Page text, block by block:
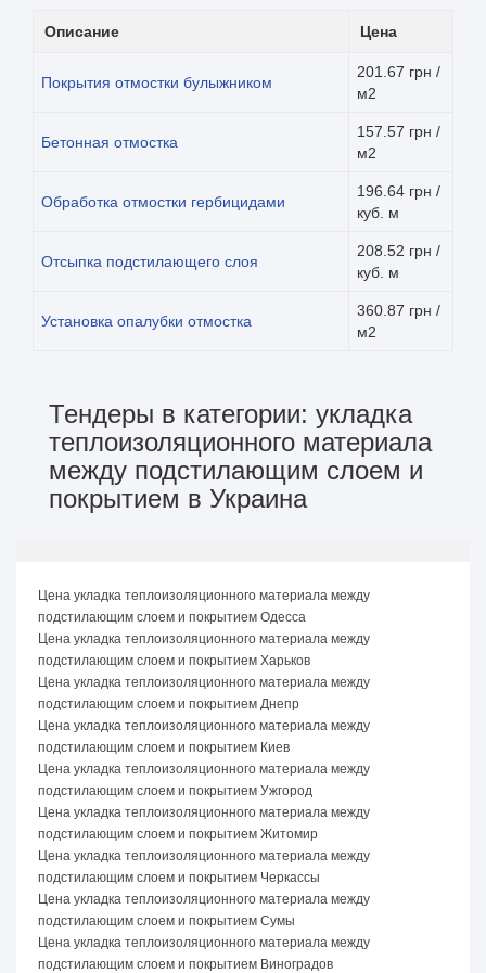
Описание Цена
Покрытия отмостки булыжником
201.67 грн /
м2
Бетонная отмостка
157.57 грн /
м2
Обработка отмостки гербицидами
196.64 грн /
куб. м
Отсыпка подстилающего слоя
208.52 грн /
куб. м
Установка опалубки отмостка
360.87 грн /
м2
Тендеры в категории: укладка
теплоизоляционного материала
между подстилающим слоем и
покрытием в Украина
Цена укладка теплоизоляционного материала между
подстилающим слоем и покрытием Одесса
Цена укладка теплоизоляционного материала между
подстилающим слоем и покрытием Харьков
Цена укладка теплоизоляционного материала между
подстилающим слоем и покрытием Днепр
Цена укладка теплоизоляционного материала между
подстилающим слоем и покрытием Киев
Цена укладка теплоизоляционного материала между
подстилающим слоем и покрытием Ужгород
Цена укладка теплоизоляционного материала между
подстилающим слоем и покрытием Житомир
Цена укладка теплоизоляционного материала между
подстилающим слоем и покрытием Черкассы
Цена укладка теплоизоляционного материала между
подстилающим слоем и покрытием Сумы
Цена укладка теплоизоляционного материала между
подстилающим слоем и покрытием Виноградов